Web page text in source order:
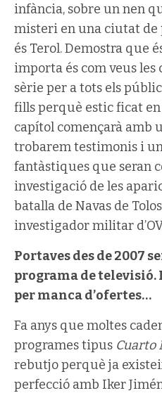
infància, sobre un nen
misteri en una ciutat de
és Terol. Demostra que
importa és com veus les
sèrie per a tots els
fills perquè estic ficat
capítol començarà amb
trobarem testimonis i
fantàstiques que seran
investigació de les
batalla de Navas de
investigador militar
Portaves des de 2007
programa de televisió.
per manca d’ofertes…
Fa anys que moltes
programes tipus Cuarto
rebutjo perquè ja
perfecció amb Iker